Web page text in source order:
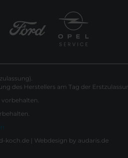
des Herstellers am Tag der
koch.de | Webdesign by audaris.de